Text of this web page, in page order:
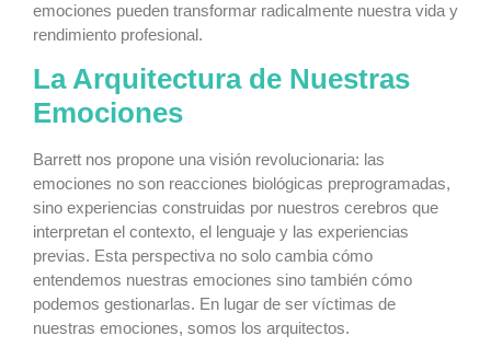
emociones pueden transformar radicalmente nuestra vida y
rendimiento profesional.
La Arquitectura de Nuestras
Emociones
Barrett nos propone una visión revolucionaria: las
emociones no son reacciones biológicas preprogramadas,
sino experiencias construidas por nuestros cerebros que
interpretan el contexto, el lenguaje y las experiencias
previas. Esta perspectiva no solo cambia cómo
entendemos nuestras emociones sino también cómo
podemos gestionarlas. En lugar de ser víctimas de
nuestras emociones, somos los arquitectos.